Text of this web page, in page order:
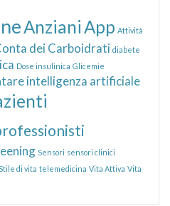
AnzianiApp Attività
dei Carboidrati diabete
Dose insulinica Glicemie
intelligenza artificiale
Sensori sensori clinici
Stile di vita telemedicina Vita Attiva Vita